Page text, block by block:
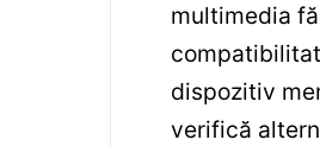
multimedia
dispozitiv
verifică